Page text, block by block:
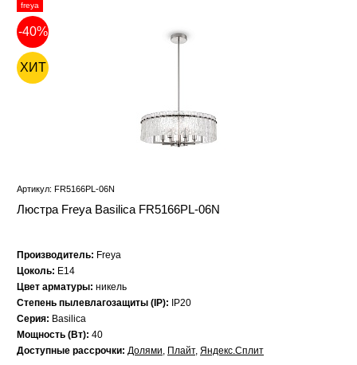
freya
-40%
ХИТ
Артикул: FR5166PL-06N
Люстра Freya Basilica FR5166PL-06N
Производитель: Freya
Цоколь: E14
Цвет арматуры: никель
Степень пылевлагозащиты (IP):
IP20
Серия: Basilica
Мощность (Вт): 40
Доступные рассрочки: Долями, Плайт, Яндекс.Сплит